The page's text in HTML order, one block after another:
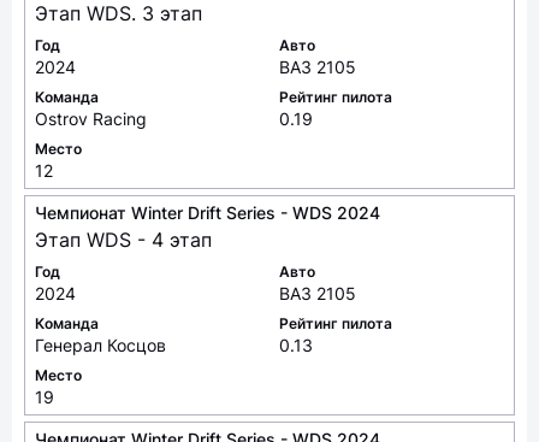
Этап WDS. 3 этап
Год
2024
Авто
ВАЗ 2105
Команда
Ostrov Racing
Рейтинг пилота
0.19
Место
12
Чемпионат Winter Drift Series - WDS 2024
Этап WDS - 4 этап
Год
2024
Авто
ВАЗ 2105
Команда
Генерал Косцов
Рейтинг пилота
0.13
Место
19